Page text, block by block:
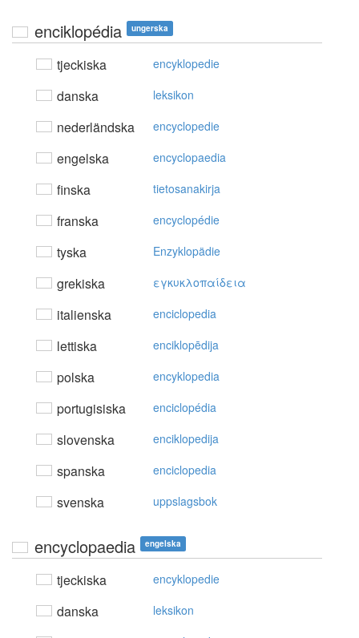
enciklopédia ungerska
tjeckiska encyklopedie
danska leksikon
nederländska encyclopedie
engelska encyclopaedia
finska tietosanakirja
franska encyclopédie
tyska Enzyklopädie
grekiska εγκυκλoπαίδεια
italienska enciclopedia
lettiska enciklopēdija
polska encyklopedia
portugisiska enciclopédia
slovenska enciklopedija
spanska enciclopedia
svenska uppslagsbok
encyclopaedia engelska
tjeckiska encyklopedie
danska leksikon